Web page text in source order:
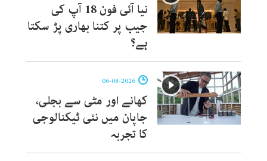
نیا آئی فون 18 آپ کی
جیب پر کتنا بھاری پڑ سکتا
ہے؟
کھانے اور مٹی سے بجلی،
جاپان میں نئی ٹیکنالوجی
کا تجربہ